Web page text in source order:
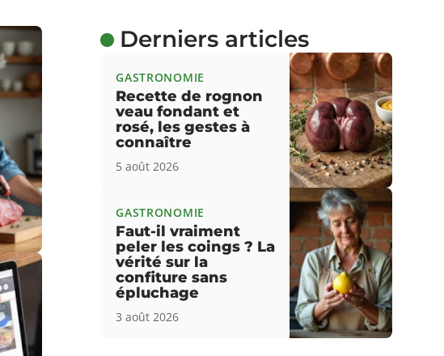
Derniers articles
GASTRONOMIE
Recette de rognon
veau fondant et
rosé, les gestes à
connaître
5 août 2026
GASTRONOMIE
Faut-il vraiment
peler les coings ? La
vérité sur la
confiture sans
épluchage
3 août 2026